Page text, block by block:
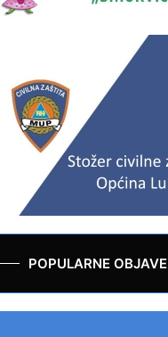
POPULARNE OBJAVE